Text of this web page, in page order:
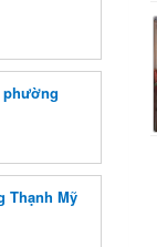
phường
Thạnh Mỹ